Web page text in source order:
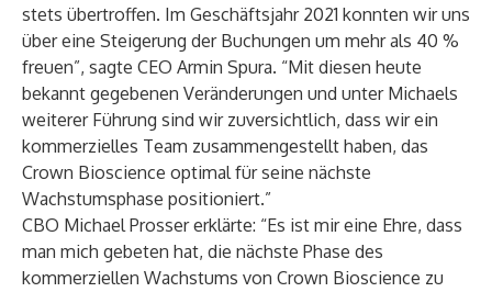
stets übertroffen. Im Geschäftsjahr 2021 konnten wir uns
über eine Steigerung der Buchungen um mehr als 40 %
freuen”, sagte CEO Armin Spura. “Mit diesen heute
bekannt gegebenen Veränderungen und unter Michaels
weiterer Führung sind wir zuversichtlich, dass wir ein
kommerzielles Team zusammengestellt haben, das
Crown Bioscience optimal für seine nächste
Wachstumsphase positioniert.”
CBO Michael Prosser erklärte: “Es ist mir eine Ehre, dass
man mich gebeten hat, die nächste Phase des
kommerziellen Wachstums von Crown Bioscience zu